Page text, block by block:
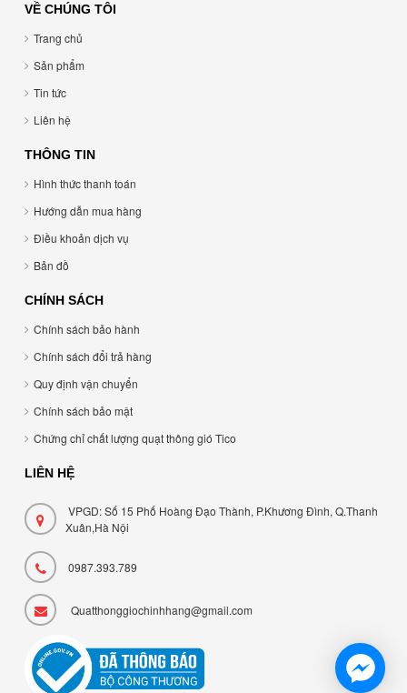
VỀ CHÚNG TÔI
Trang chủ
Sản phẩm
Tin tức
Liên hệ
THÔNG TIN
Hình thức thanh toán
Hướng dẫn mua hàng
Điều khoản dịch vụ
Bản đồ
CHÍNH SÁCH
Chính sách bảo hành
Chính sách đổi trả hàng
Quy định vận chuyển
Chính sách bảo mật
Chứng chỉ chất lượng quạt thông gió Tico
LIÊN HỆ
VPGD: Số 15 Phố Hoàng Đạo Thành, P.Khương Đình, Q.Thanh
Xuân,Hà Nội
0987.393.789
Quatthonggiochinhhang@gmail.com